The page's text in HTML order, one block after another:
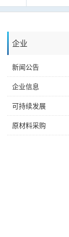
企业
新闻公告
企业信息
可持续发展
原材料采购